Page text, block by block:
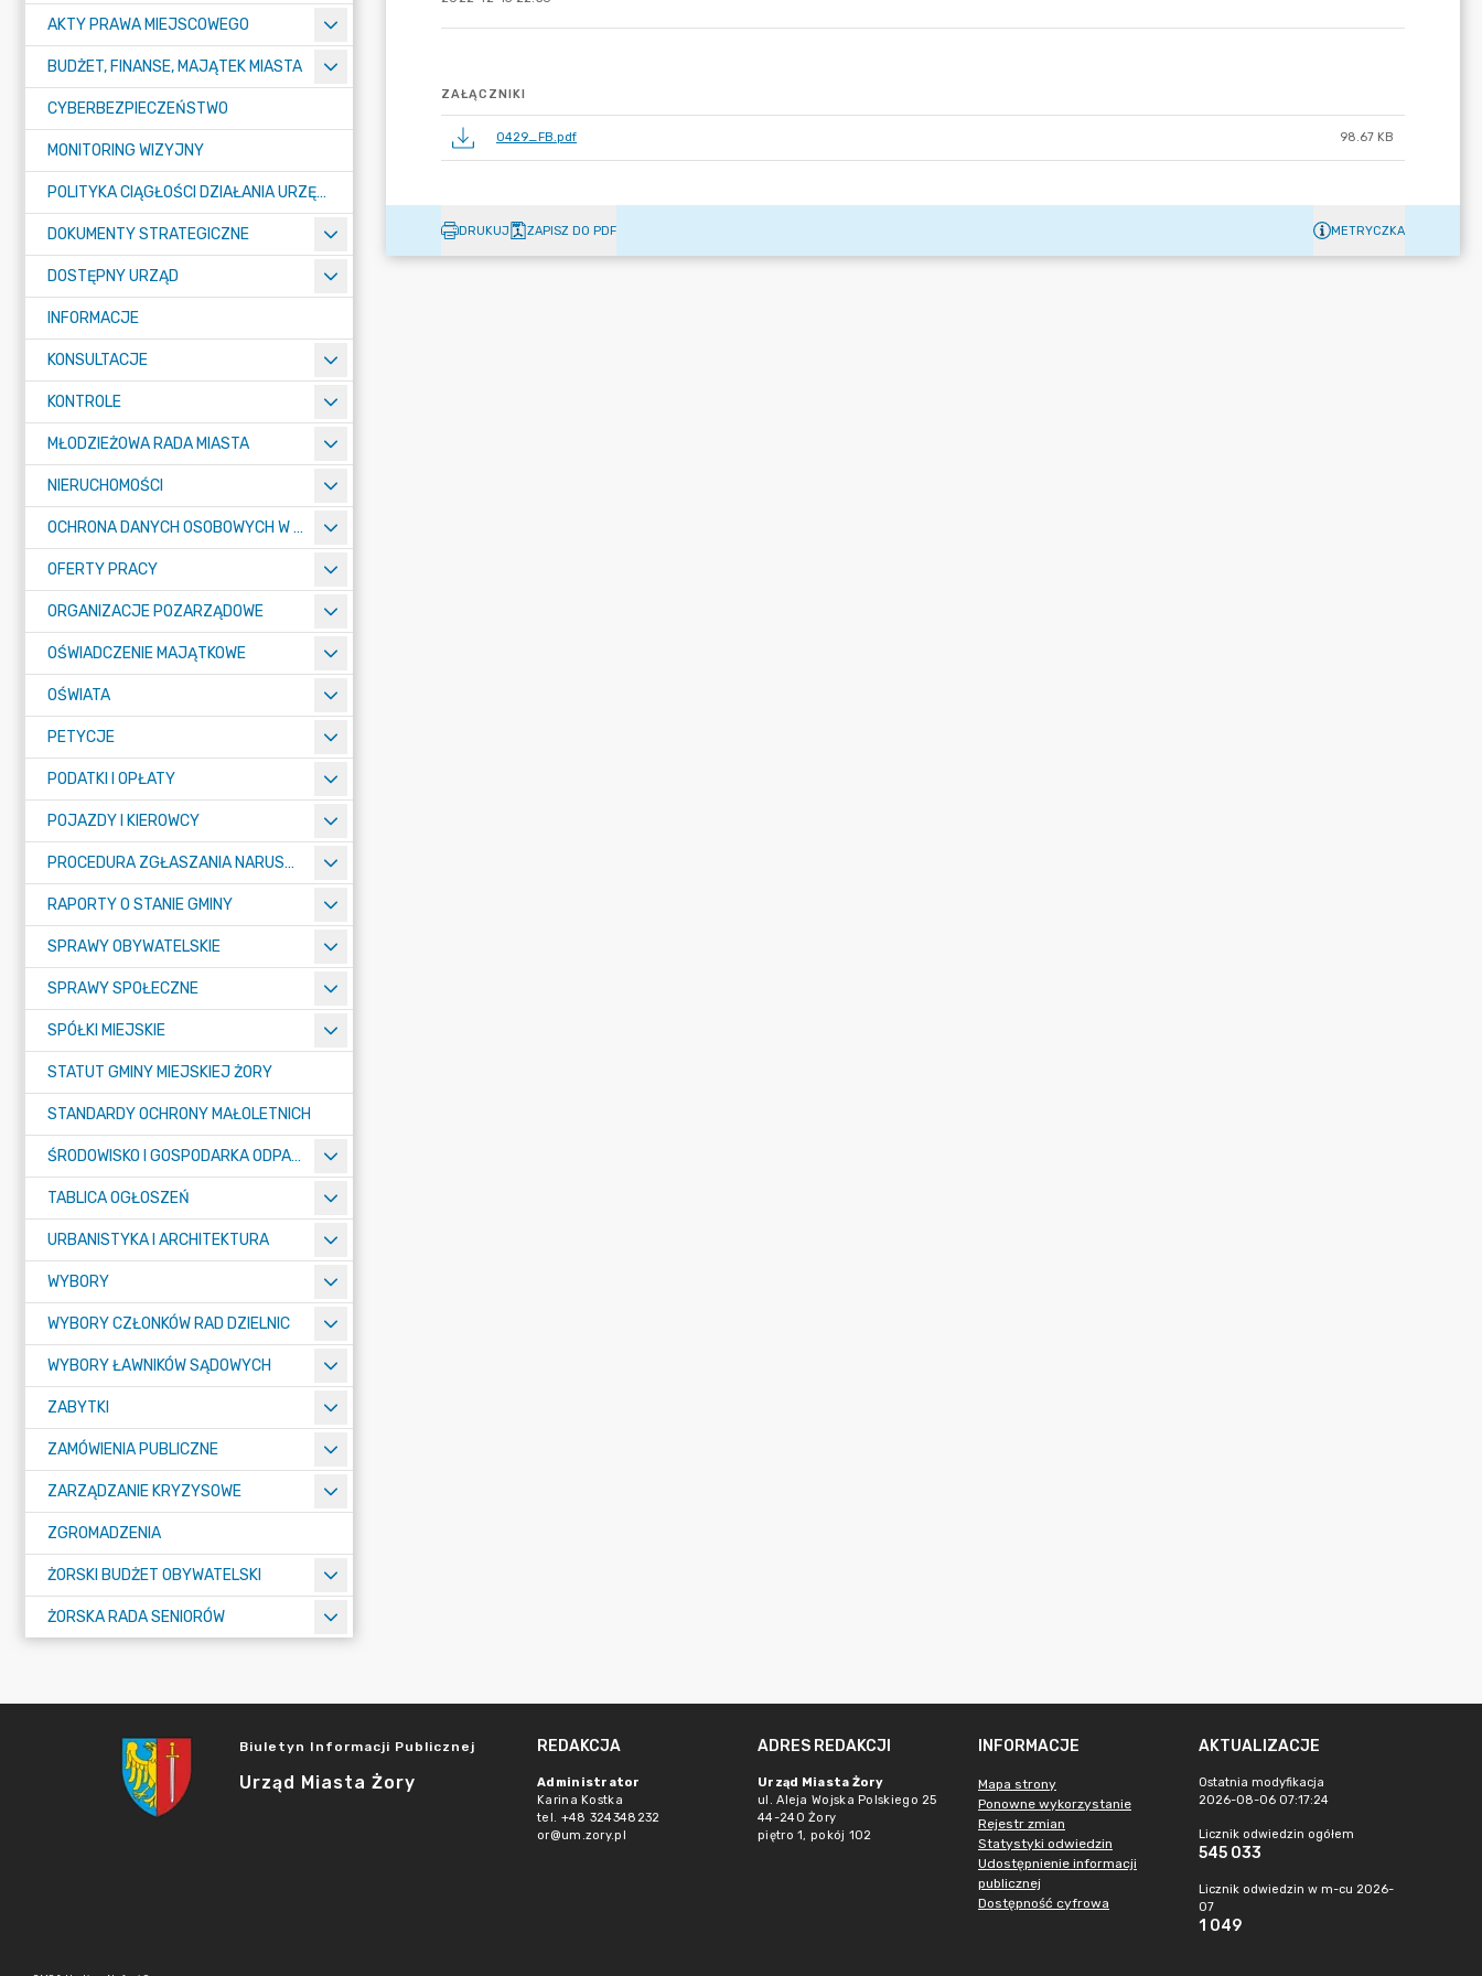
AKTY PRAWA MIEJSCOWEGO
BUDŻET, FINANSE, MAJĄTEK MIASTA
CYBERBEZPIECZEŃSTWO
MONITORING WIZYJNY
POLITYKA CIĄGŁOŚCI DZIAŁANIA URZĘDU MIASTA ŻORY
DOKUMENTY STRATEGICZNE
DOSTĘPNY URZĄD
INFORMACJE
KONSULTACJE
KONTROLE
MŁODZIEŻOWA RADA MIASTA
NIERUCHOMOŚCI
OCHRONA DANYCH OSOBOWYCH W URZĘDZIE MIASTA ŻORY - RODO
OFERTY PRACY
ORGANIZACJE POZARZĄDOWE
OŚWIADCZENIE MAJĄTKOWE
OŚWIATA
PETYCJE
PODATKI I OPŁATY
POJAZDY I KIEROWCY
PROCEDURA ZGŁASZANIA NARUSZEŃ PRAWA
RAPORTY O STANIE GMINY
SPRAWY OBYWATELSKIE
SPRAWY SPOŁECZNE
SPÓŁKI MIEJSKIE
STATUT GMINY MIEJSKIEJ ŻORY
STANDARDY OCHRONY MAŁOLETNICH
ŚRODOWISKO I GOSPODARKA ODPADAMI
TABLICA OGŁOSZEŃ
URBANISTYKA I ARCHITEKTURA
WYBORY
WYBORY CZŁONKÓW RAD DZIELNIC
WYBORY ŁAWNIKÓW SĄDOWYCH
ZABYTKI
ZAMÓWIENIA PUBLICZNE
ZARZĄDZANIE KRYZYSOWE
ZGROMADZENIA
ŻORSKI BUDŻET OBYWATELSKI
ŻORSKA RADA SENIORÓW
ZAŁĄCZNIKI
0429_FB.pdf 98.67 KB
DRUKUJ ZAPISZ DO PDF METRYCZKA
Biuletyn Informacji Publicznej
Urząd Miasta Żory
REDAKCJA
Administrator
Karina Kostka
tel. +48 324348232
or@um.zory.pl
ADRES REDAKCJI
Urząd Miasta Żory
ul. Aleja Wojska Polskiego 25
44-240 Żory
piętro 1, pokój 102
INFORMACJE
Mapa strony
Ponowne wykorzystanie
Rejestr zmian
Statystyki odwiedzin
Udostępnienie informacji
publicznej
Dostępność cyfrowa
AKTUALIZACJE
Ostatnia modyfikacja
2026-08-06 07:17:24
Licznik odwiedzin ogółem
545 033
Licznik odwiedzin w m-cu 2026-
07
1 049